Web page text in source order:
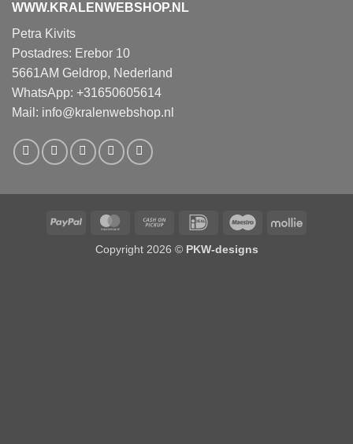
WWW.KRALENWEBSHOP.NL
Petra Kivits
Postadres: Erebor 10
5661AM Geldrop, Nederland
WhatsApp: +31650605614
Mail: info@kralenwebshop.nl
PayPal MasterCardCash
Pickup
IDeal Maestro Mollie
Copyright 2026 © PKW-designs